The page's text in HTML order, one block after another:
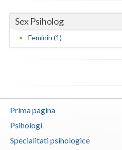
Vaslui
Vrancea
Sex Psiholog
Feminin (1)
Prima pagina
Psihologi
Specialitati psihologice